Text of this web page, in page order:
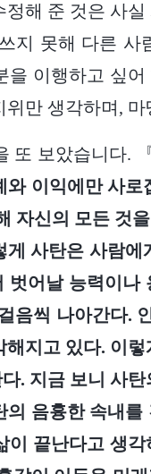
해 준 것은 사
지 못해 다른 사
을 이행하고 싶
위만 생각하며,
또 보았습니다.
와 이익에만 사
자신의 모든 것
게 사탄은 사람
벗어날 능력이
음씩 나아간다.
해지고 있다. 이
. 지금 보니 사
의 음흉한 속내
이 끝난다고 생